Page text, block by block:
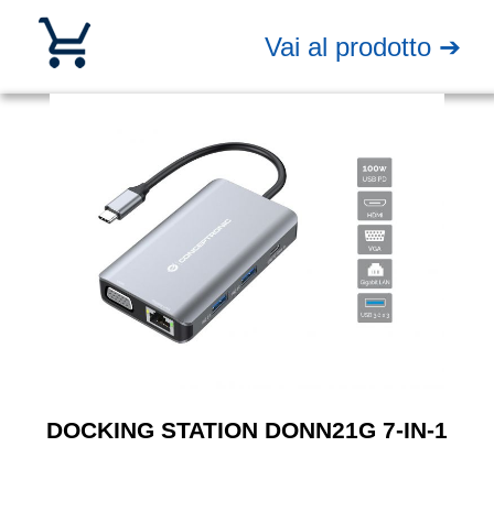
Vai al prodotto ➔
DOCKING STATION DONN21G 7-IN-1